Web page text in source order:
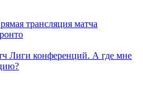
трансляция матча
Лиги конференций. А где мне